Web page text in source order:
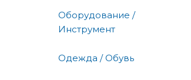
Оборудование /
Инструмент
Одежда / Обувь